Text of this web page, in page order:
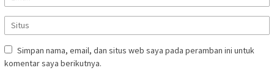
Simpan nama, email, dan situs web saya pada peramban ini untuk
komentar saya berikutnya.